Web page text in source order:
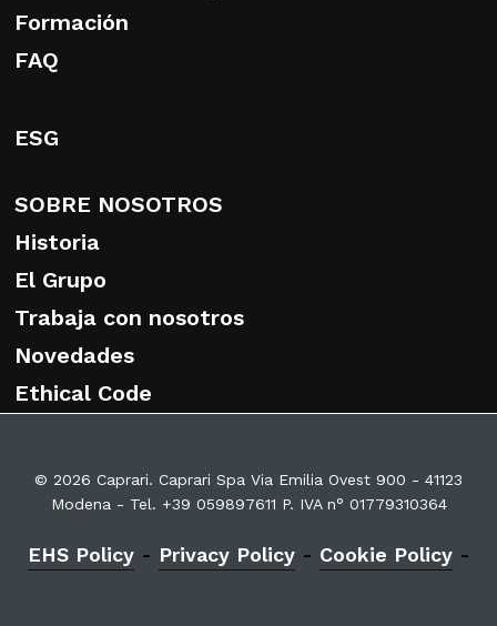
Formación
FAQ
ESG
SOBRE NOSOTROS
Historia
El Grupo
Trabaja con nosotros
Novedades
Ethical Code
© 2026 Caprari. Caprari Spa Via Emilia Ovest 900 - 41123
Modena - Tel. +39 059897611 P. IVA n° 01779310364
EHS Policy- Privacy Policy- Cookie Policy-